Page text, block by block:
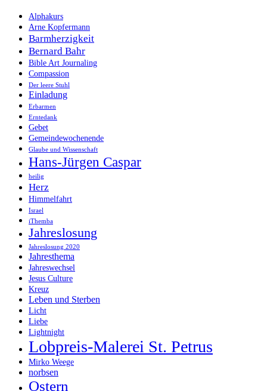
Alphakurs
Arne Kopfermann
Barmherzigkeit
Bernard Bahr
Bible Art Journaling
Compassion
Der leere Stuhl
Einladung
Erbarmen
Erntedank
Gebet
Gemeindewochenende
Glaube und Wissenschaft
Hans-Jürgen Caspar
heilig
Herz
Himmelfahrt
Israel
iThemba
Jahreslosung
Jahreslosung 2020
Jahresthema
Jahreswechsel
Jesus Culture
Kreuz
Leben und Sterben
Licht
Liebe
Lightnight
Lobpreis-Malerei St. Petrus
Mirko Weege
norbsen
Ostern